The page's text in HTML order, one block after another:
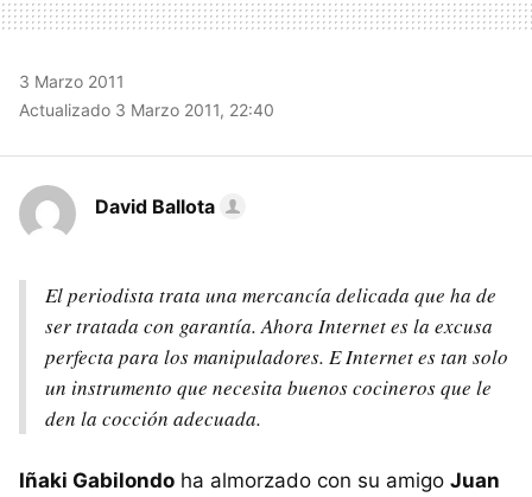
3 Marzo 2011
Actualizado 3 Marzo 2011, 22:40
David Ballota
El periodista trata una mercancía delicada que ha de
ser tratada con garantía. Ahora Internet es la excusa
perfecta para los manipuladores. E Internet es tan solo
un instrumento que necesita buenos cocineros que le
den la cocción adecuada.
Iñaki Gabilondo ha almorzado con su amigo Juan